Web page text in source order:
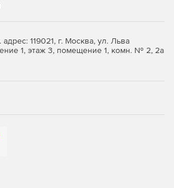
119021, г. Москва, ул. Льва
1, этаж 3, помещение 1, комн. № 2, 2а